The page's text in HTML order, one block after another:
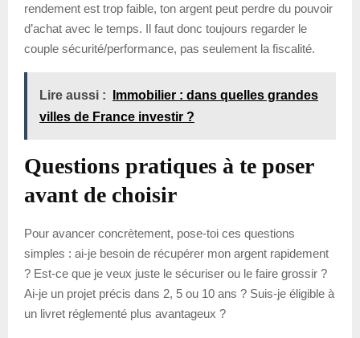
rendement est trop faible, ton argent peut perdre du pouvoir
d’achat avec le temps. Il faut donc toujours regarder le
couple sécurité/performance, pas seulement la fiscalité.
Lire aussi :
Immobilier : dans quelles grandes
villes de France investir ?
Questions pratiques à te poser
avant de choisir
Pour avancer concrètement, pose-toi ces questions
simples : ai-je besoin de récupérer mon argent rapidement
? Est-ce que je veux juste le sécuriser ou le faire grossir ?
Ai-je un projet précis dans 2, 5 ou 10 ans ? Suis-je éligible à
un livret réglementé plus avantageux ?